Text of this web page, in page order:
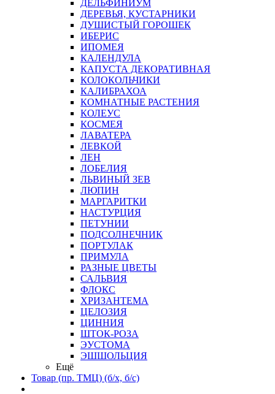
ДЕЛЬФИНИУМ
ДЕРЕВЬЯ, КУСТАРНИКИ
ДУШИСТЫЙ ГОРОШЕК
ИБЕРИС
ИПОМЕЯ
КАЛЕНДУЛА
КАПУСТА ДЕКОРАТИВНАЯ
КОЛОКОЛЬЧИКИ
КАЛИБРАХОА
КОМНАТНЫЕ РАСТЕНИЯ
КОЛЕУС
КОСМЕЯ
ЛАВАТЕРА
ЛЕВКОЙ
ЛЕН
ЛОБЕЛИЯ
ЛЬВИНЫЙ ЗЕВ
ЛЮПИН
МАРГАРИТКИ
НАСТУРЦИЯ
ПЕТУНИИ
ПОДСОЛНЕЧНИК
ПОРТУЛАК
ПРИМУЛА
РАЗНЫЕ ЦВЕТЫ
САЛЬВИЯ
ФЛОКС
ХРИЗАНТЕМА
ЦЕЛОЗИЯ
ЦИННИЯ
ШТОК-РОЗА
ЭУСТОМА
ЭШШОЛЬЦИЯ
Ещё
Товар (пр. ТМЦ) (б/х, б/с)